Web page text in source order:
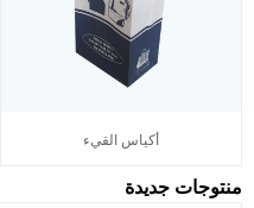
أكياس القيء
منتوجات جديدة